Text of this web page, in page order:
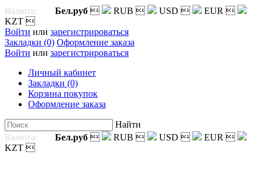
Валюта: Бел.руб  RUB  USD  EUR 
KZT 
Войти или зарегистрироваться
Закладки (0) Оформление заказа
Войти или зарегистрироваться
Личный кабинет
Закладки (0)
Корзина покупок
Оформление заказа
Найти
Валюта:
Бел.руб  RUB  USD  EUR 
KZT 